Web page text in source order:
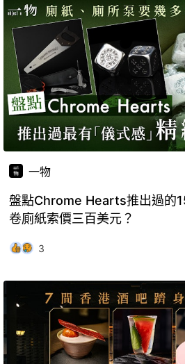
一物
盤點Chrome Hearts推出過的
卷廁紙索價三百美元？
3